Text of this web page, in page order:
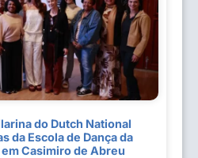
do Dutch National
da Escola de Dança da
Casimiro de Abreu